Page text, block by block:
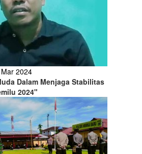
2024
Dalam Menjaga Stabilitas
2024"